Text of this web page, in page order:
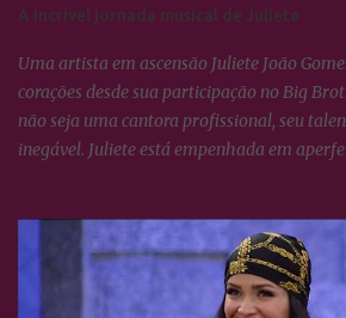
A incrível jornada musical de Juliete
Uma artista em ascensão Juliete João
corações desde sua participação no Big
não seja uma cantora profissional, seu
inegável. Juliete está empenhada em
cantar não se resume apenas a isso. É
de respiração e saber utilizá-las para
habilidades estão sendo lapidadas com o